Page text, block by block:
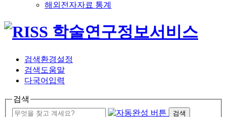
해외전자자료 통계
검색환경설정
검색도움말
다국어입력
검색
검색